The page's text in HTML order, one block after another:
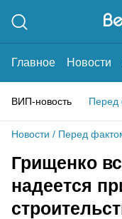
Главное Новости
ВИП-новость Перед
Новости / Перед
Грищенко
надеется